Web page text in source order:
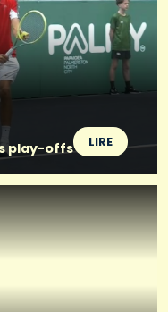
play-offs
LIRE